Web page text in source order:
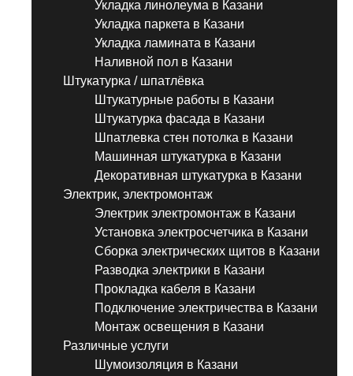
Укладка линолеума в Казани
Укладка паркета в Казани
Укладка ламината в Казани
Наливной пол в Казани
Штукатурка / шпатлёвка
Штукатурные работы в Казани
Штукатурка фасада в Казани
Шпатлевка стен потолка в Казани
Машинная штукатурка в Казани
Декоративная штукатурка в Казани
Электрик, электромонтаж
Электрик электромонтаж в Казани
Установка электросчетчика в Казани
Сборка электрических щитов в Казани
Разводка электрики в Казани
Прокладка кабеля в Казани
Подключение электричества в Казани
Монтаж освещения в Казани
Различные услуги
Шумоизоляция в Казани